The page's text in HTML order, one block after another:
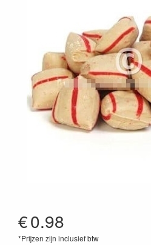
€0.98
*Prijzen zijn inclusief btw